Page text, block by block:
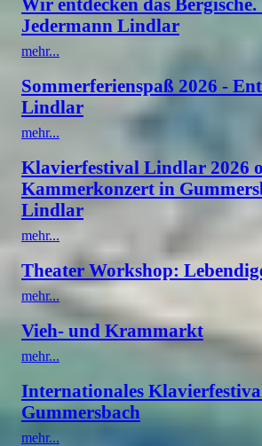
Jedermann Lindlar
mehr...
Sommerferienspaß 2026 -
Lindlar
mehr...
Klavierfestival Lindlar 2026
Kammerkonzert in
Lindlar
mehr...
Theater Workshop:
mehr...
Vieh- und Krammarkt
mehr...
Internationales
Gummersbach
mehr...